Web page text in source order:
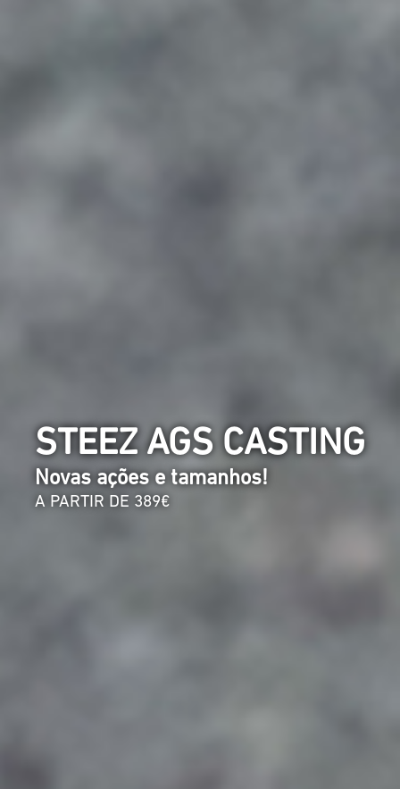
STEEZ AGS CASTING
Novas ações e tamanhos!
A PARTIR DE 389€